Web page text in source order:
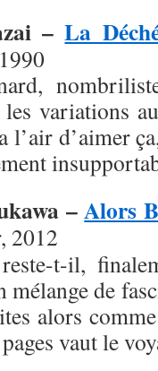
–La
variations
l’air d’aimer
–Alors
2012
t-il,
mélange de
alors
vaut le